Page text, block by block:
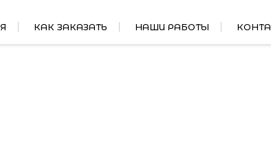
КАК ЗАКАЗАТЬ НАШИ РАБОТЫ